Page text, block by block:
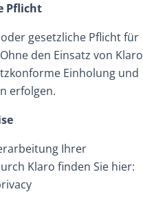
Pflicht
gesetzliche Pflicht für
den Einsatz von Klaro
Einholung und
erfolgen.
Ihrer
Klaro finden Sie hier: